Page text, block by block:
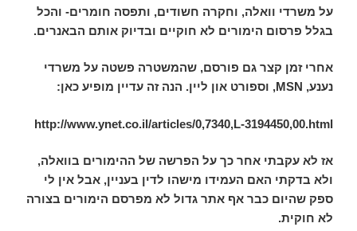
על משרדי וואלה, וחקרה חשודים, ותפסה חומרים- והכל
בגלל פרסום הימורים לא חוקיים ובדיוק אותם הבאנרים.
אחרי זמן קצר גם פורסם, שהמשטרה פשטה על משרדי
נענע, MSN, וספורט און ליין. הנה זה עדיין מופיע כאן:
http://www.ynet.co.il/articles/0,7340,L-3194450,00.html
אז לא עקבתי אחר כך על הפרשה של ההימורים בוואלה,
ולא בדקתי האם העמידו מישהו לדין בעניין, אבל אין לי
ספק שהיום כבר אף אתר גדול לא מפרסם הימורים בצורה
לא חוקית.